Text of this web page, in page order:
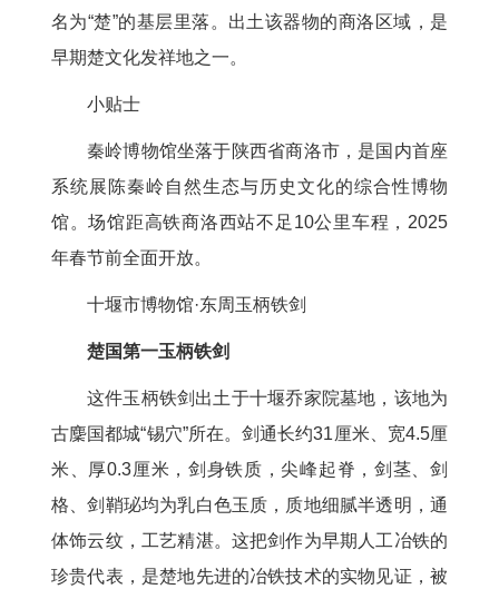
名为“楚”的基层里落。出土该器物的商洛区域，是
早期楚文化发祥地之一。
小贴士
秦岭博物馆坐落于陕西省商洛市，是国内首座
系统展陈秦岭自然生态与历史文化的综合性博物
馆。场馆距高铁商洛西站不足10公里车程，2025
年春节前全面开放。
十堰市博物馆·东周玉柄铁剑
楚国第一玉柄铁剑
这件玉柄铁剑出土于十堰乔家院墓地，该地为
古麇国都城“锡穴”所在。剑通长约31厘米、宽4.5厘
米、厚0.3厘米，剑身铁质，尖峰起脊，剑茎、剑
格、剑鞘珌均为乳白色玉质，质地细腻半透明，通
体饰云纹，工艺精湛。这把剑作为早期人工冶铁的
珍贵代表，是楚地先进的冶铁技术的实物见证，被